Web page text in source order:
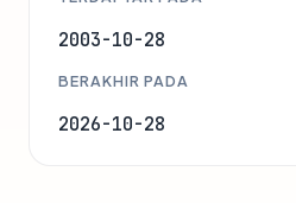
2003-10-28
BERAKHIR PADA
2026-10-28